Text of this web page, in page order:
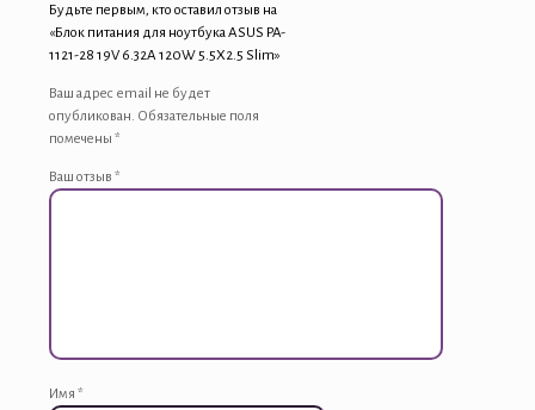
Будьте первым, кто оставил отзыв на
«Блок питания для ноутбука ASUS PA-
1121-28 19V 6.32A 120W 5.5X2.5 Slim»
Ваш адрес email не будет
опубликован. Обязательные поля
помечены *
Ваш отзыв *
Имя *